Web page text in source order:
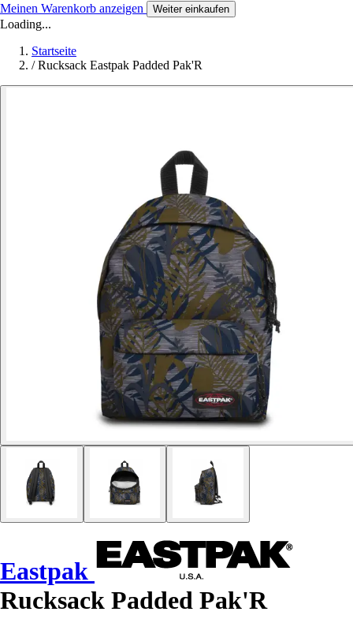
Meinen Warenkorb anzeigen Weiter einkaufen
Loading...
Startseite
/ Rucksack Eastpak Padded Pak'R
Eastpak
Rucksack Padded Pak'R